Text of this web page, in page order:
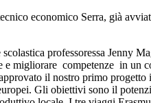
economico Serra, già
professoressa Jenny
migliorare competenze in un
il nostro primo
Gli obiettivi sono il